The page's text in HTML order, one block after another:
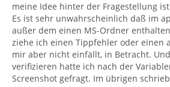
meine Idee hinter der Fragestellung
Es ist sehr unwahrscheinlich daß im
außer dem einen MS-Ordner
ziehe ich einen Tippfehler oder einen
mir aber nicht einfällt, in Betracht.
verifizieren hatte ich nach der
Screenshot gefragt. Im übrigen